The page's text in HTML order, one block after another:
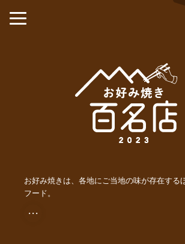
お好み焼きは、各地にご当地の味が存在する
フード。
・・・